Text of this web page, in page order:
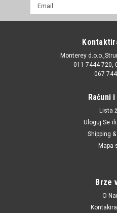
5637025000
Krst volana Aveo 16x39
mail
Monterey
011 7444-720,
067
Računi
Lista
Uloguj Se ili
Shipping
Mapa
Brze
O